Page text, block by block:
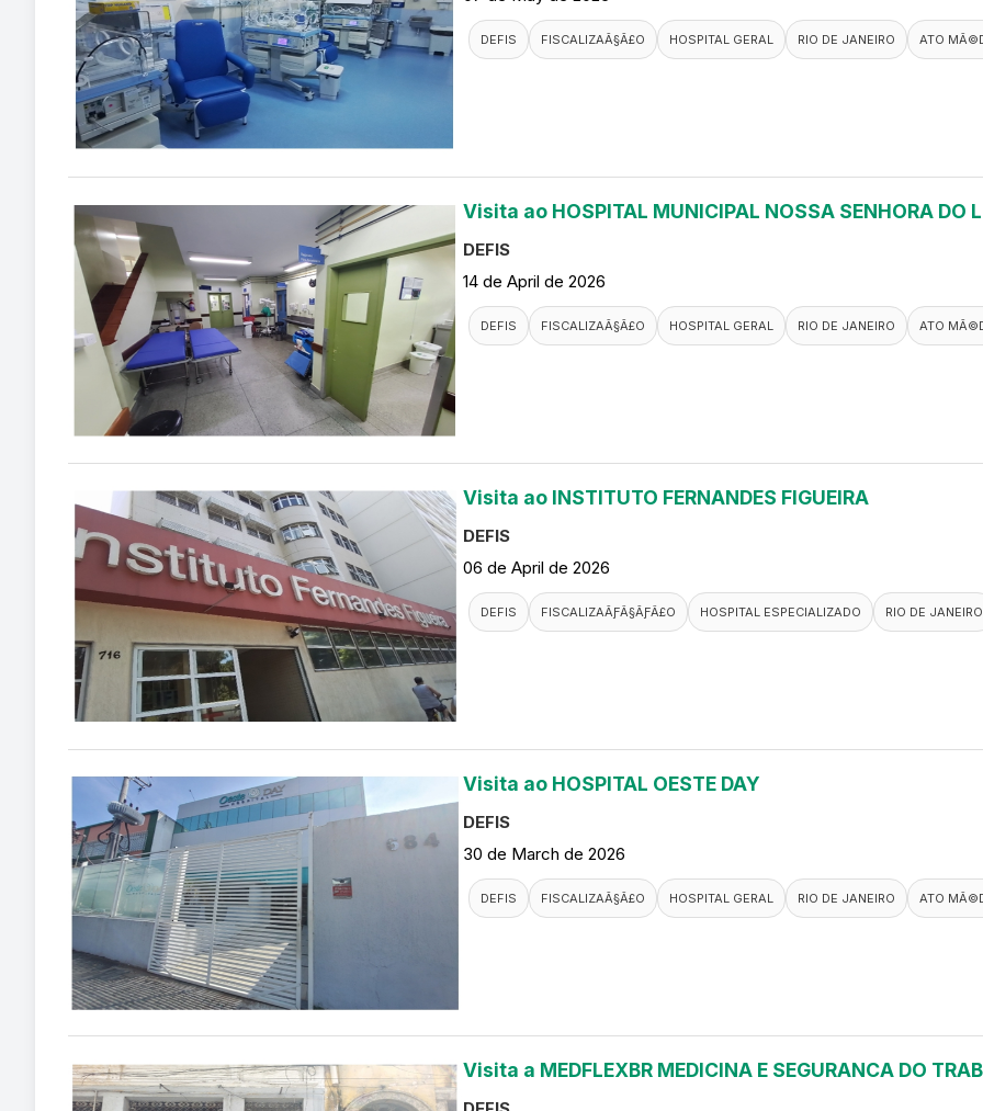
DEFIS FISCALIZAÃ§Ã£O HOSPITAL GERAL RIO DE JANEIRO ATO
Visita ao HOSPITAL MUNICIPAL NOSSA SENHORA DO
DEFIS
14 de April de 2026
DEFIS FISCALIZAÃ§Ã£O HOSPITAL GERAL RIO DE JANEIRO ATO
Visita ao INSTITUTO FERNANDES FIGUEIRA
DEFIS
06 de April de 2026
DEFIS FISCALIZAÃƑÂ§ÃƑÂ£O HOSPITAL ESPECIALIZADO RIO DE JANEIRO
Visita ao HOSPITAL OESTE DAY
DEFIS
30 de March de 2026
DEFIS FISCALIZAÃ§Ã£O HOSPITAL GERAL RIO DE JANEIRO ATO
Visita a MEDFLEXBR MEDICINA E SEGURANCA DO